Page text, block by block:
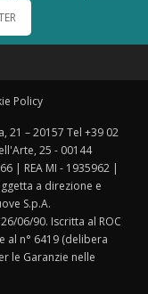
Policy
21 – 20157 Tel +39 02
25 - 00144
| REA MI - 1935962 |
a direzione e
S.p.A.
06/90. Iscritta al ROC
al n° 6419 (delibera
le Garanzie nelle